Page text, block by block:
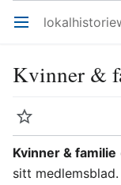
Åpne hovedmenyen
Kvinner &
Overvåk
Kvinner & familie
sitt